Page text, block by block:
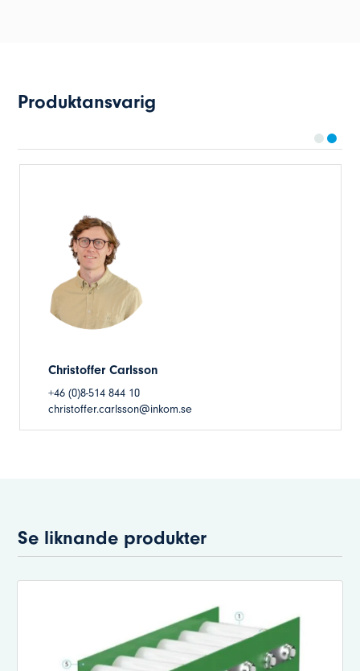
Produktansvarig
Christoffer Carlsson
+46 (0)8-514 844 10
christoffer.carlsson@inkom.se
Se liknande produkter